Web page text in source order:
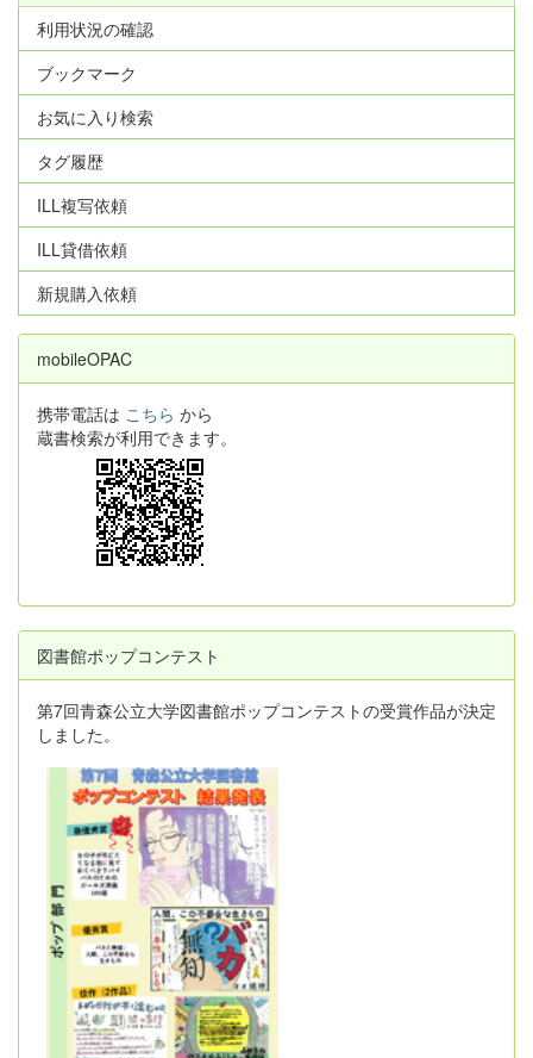
利用状況の確認
ブックマーク
お気に入り検索
タグ履歴
ILL複写依頼
ILL貸借依頼
新規購入依頼
mobileOPAC
携帯電話は こちら から
蔵書検索が利用できます。
図書館ポップコンテスト
第7回青森公立大学図書館ポップコンテストの受賞作品が決定
しました。